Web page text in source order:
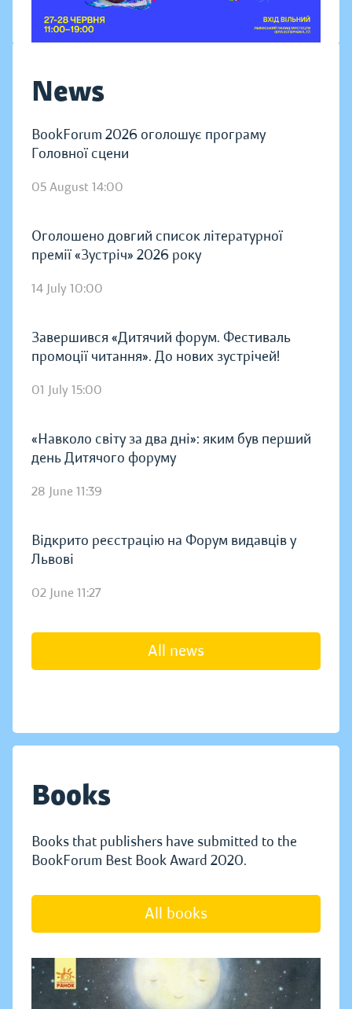
News
BookForum 2026 оголошує програму
Головної сцени
05 August 14:00
Оголошено довгий список літературної
премії «Зустріч» 2026 року
14 July 10:00
Завершився «Дитячий форум. Фестиваль
промоції читання». До нових зустрічей!
01 July 15:00
«Навколо світу за два дні»: яким був перший
день Дитячого форуму
28 June 11:39
Відкрито реєстрацію на Форум видавців у
Львові
02 June 11:27
All news
Books
Books that publishers have submitted to the
BookForum Best Book Award 2020.
All books